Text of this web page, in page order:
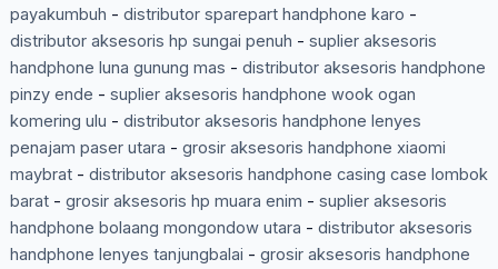
payakumbuh - distributor sparepart handphone karo -
distributor aksesoris hp sungai penuh - suplier aksesoris
handphone luna gunung mas - distributor aksesoris handphone
pinzy ende - suplier aksesoris handphone wook ogan
komering ulu - distributor aksesoris handphone lenyes
penajam paser utara - grosir aksesoris handphone xiaomi
maybrat- distributor aksesoris handphone casing case lombok
barat- grosir aksesoris hp muara enim - suplier aksesoris
handphone bolaang mongondow utara - distributor aksesoris
handphone lenyes tanjungbalai - grosir aksesoris handphone